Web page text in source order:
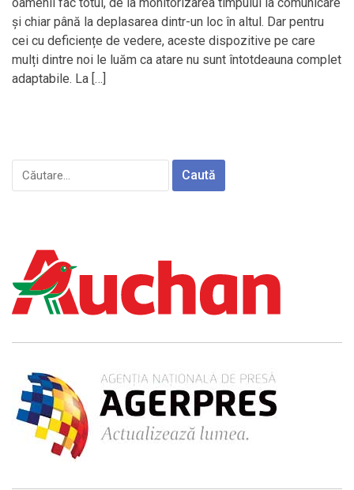
și chiar până la deplasarea dintr-un loc în altul. Dar pentru
cei cu deficiențe de vedere, aceste dispozitive pe care
mulți dintre noi le luăm ca atare nu sunt întotdeauna complet
adaptabile. La […]
Caută
după: